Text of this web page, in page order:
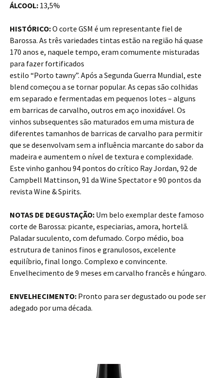
ÁLCOOL: 13,5%
HISTÓRICO:O corte GSM é um representante fiel de
Barossa. As três variedades tintas estão na região há quase
170 anos e, naquele tempo, eram comumente misturadas
para fazer fortificados
estilo “Porto tawny”. Após a Segunda Guerra Mundial, este
blend começou a se tornar popular. As cepas são colhidas
em separado e fermentadas em pequenos lotes – alguns
em barricas de carvalho, outros em aço inoxidável. Os
vinhos subsequentes são maturados em uma mistura de
diferentes tamanhos de barricas de carvalho para permitir
que se desenvolvam sem a influência marcante do sabor da
madeira e aumentem o nível de textura e complexidade.
Este vinho ganhou 94 pontos do crítico Ray Jordan, 92 de
Campbell Mattinson, 91 da Wine Spectator e 90 pontos da
revista Wine & Spirits.
NOTAS DE DEGUSTAÇÃO: Um belo exemplar deste famoso
corte de Barossa: picante, especiarias, amora, hortelã.
Paladar suculento, com defumado. Corpo médio, boa
estrutura de taninos finos e granulosos, excelente
equilíbrio, final longo. Complexo e convincente.
Envelhecimento de 9 meses em carvalho francês e húngaro.
ENVELHECIMENTO: Pronto para ser degustado ou pode ser
adegado por uma década.